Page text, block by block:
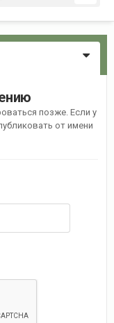
позже. Если у
от имени